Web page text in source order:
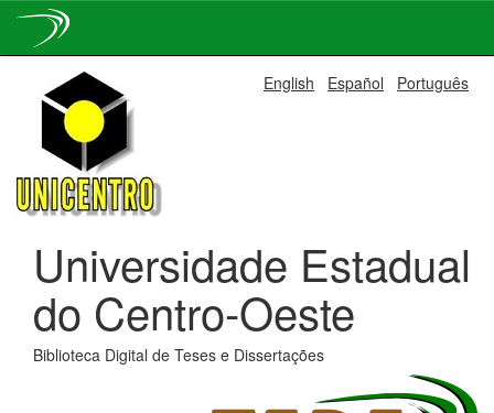
navigation
English Español Português
Universidade Estadual
do Centro-Oeste
Biblioteca Digital de Teses e Dissertações